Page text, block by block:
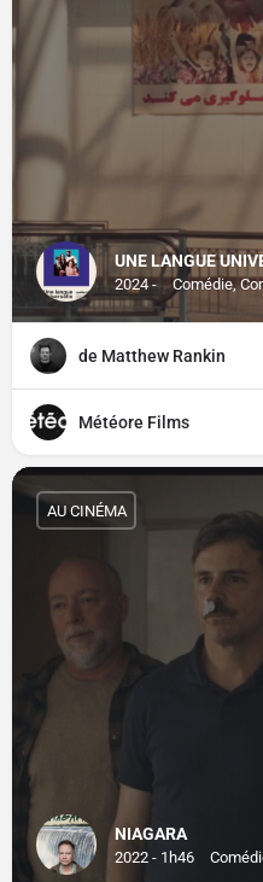
UNE LANGUE
2024 - Comédie,
de Matthew Rankin
Météore Films
NIAGARA
2022 - 1h46
AU CINÉMA